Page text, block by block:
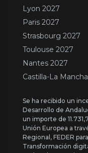
Lyon 2027
Paris 2027
Strasbourg 2027
Toulouse 2027
Nantes 2027
Castilla-La
Se ha recibido un
Desarrollo de
un importe de
Unión Europea a
Regional, FEDER
Transformación